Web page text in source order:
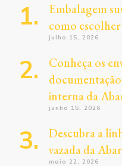
Embalagem
como
julho 15, 2026
Conheça os
interna da
junho 15, 2026
Descubra a
vazada da
maio 22, 2026